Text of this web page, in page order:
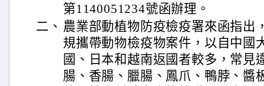
第1140051234號函辦理。
二、 農業部動植物防疫檢疫署來函指出
規攜帶動物檢疫物案件，以自中國
國、日本和越南返國者較多，常見
腸、香腸、臘腸、鳳爪、鴨脖、醬